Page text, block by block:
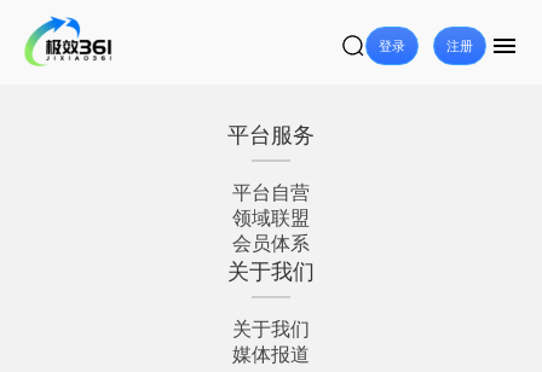
登录 注册
平台服务
平台自营
领域联盟
会员体系
关于我们
关于我们
媒体报道